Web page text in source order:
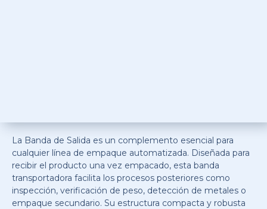
La Banda de Salida es un complemento esencial para
cualquier línea de empaque automatizada. Diseñada para
recibir el producto una vez empacado, esta banda
transportadora facilita los procesos posteriores como
inspección, verificación de peso, detección de metales o
empaque secundario. Su estructura compacta y robusta